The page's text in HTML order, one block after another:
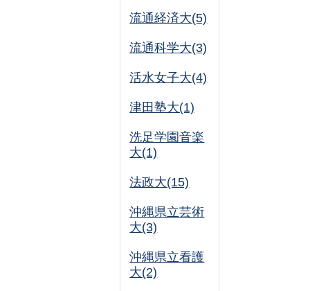
流通経済大(5)
流通科学大(3)
活水女子大(4)
津田塾大(1)
洗足学園音楽
大(1)
法政大(15)
沖縄県立芸術
大(3)
沖縄県立看護
大(2)